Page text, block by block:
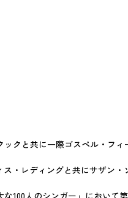
クと共に一際ゴスペル・フ
・レディングと共にサザン
な100人のシンガー」におい